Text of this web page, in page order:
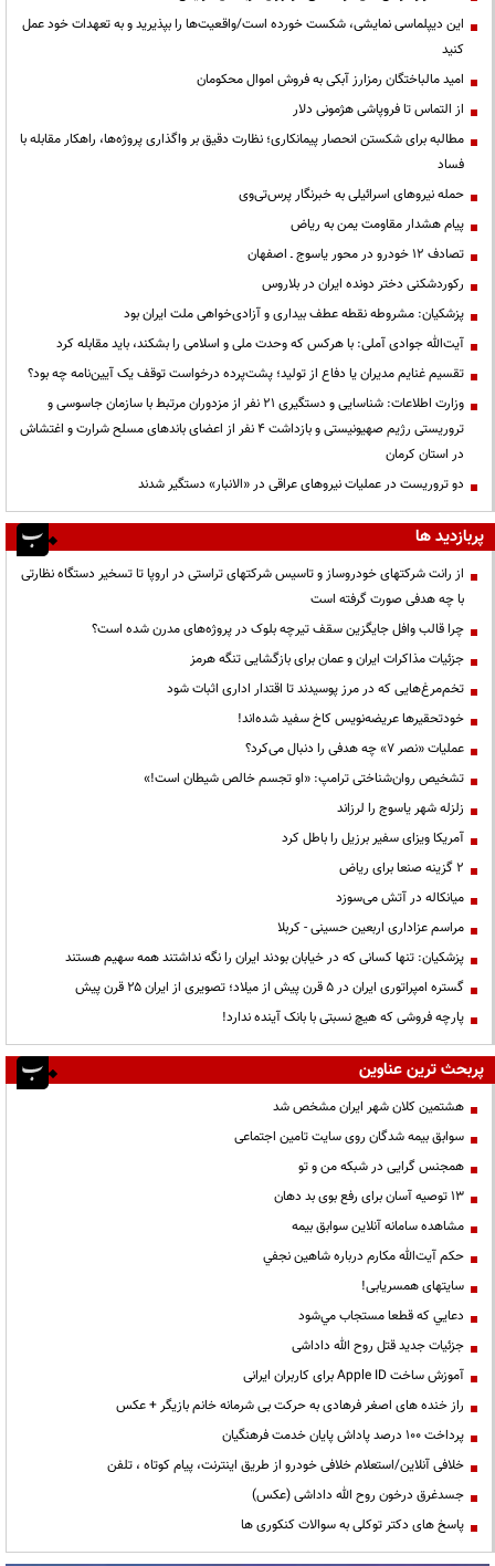
این دیپلماسی نمایشی، شکست خورده است/واقعیت‌ها را بپذیرید و به تعهدات خود عمل
کنید
امید مالباختگان رمزارز آبکی به فروش اموال محکومان
از التماس تا فروپاشی هژمونی دلار
مطالبه برای شکستن انحصار پیمانکاری؛ نظارت دقیق بر واگذاری پروژه‌ها، راهکار مقابله با
فساد
حمله نیروهای اسرائیلی به خبرنگار پرس‌تی‌وی
پیام هشدار مقاومت یمن به ریاض
تصادف ۱۲ خودرو در محور یاسوج ـ اصفهان
رکوردشکنی دختر دونده ایران در بلاروس
پزشکیان: مشروطه نقطه عطف بیداری و آزادی‌خواهی ملت ایران بود
آیت‌الله جوادی آملی: با هرکس که وحدت ملی و اسلامی را بشکند، باید مقابله کرد
تقسیم غنایم مدیران یا دفاع از تولید؛ پشت‌پرده درخواست توقف یک آیین‌نامه چه بود؟
وزارت اطلاعات: شناسایی و دستگیری ۲۱ نفر از مزدوران مرتبط با سازمان جاسوسی و
تروریستی رژیم صهیونیستی و بازداشت ۴ نفر از اعضای باندهای مسلح شرارت و اغتشاش
در استان کرمان
دو تروریست در عملیات نیروهای عراقی در «الانبار» دستگیر شدند
پربازدید ها
از رانت‌ شرکتهای خودروساز و تاسیس شرکتهای تراستی در اروپا تا تسخیر دستگاه نظارتی
با چه هدفی صورت گرفته است
چرا قالب وافل جایگزین سقف تیرچه بلوک در پروژه‌های مدرن شده است؟
جزئیات مذاکرات ایران و عمان برای بازگشایی تنگه هرمز
تخم‌مرغ‌هایی که در مرز پوسیدند تا اقتدار اداری اثبات شود
خودتحقیرها عریضه‌نویس کاخ سفید شده‌اند!
عملیات «نصر ۷» چه هدفی را دنبال می‌کرد؟
تشخیص روان‌شناختی ترامپ: «او تجسم خالص شیطان است!»
زلزله شهر یاسوج را لرزاند
آمریکا ویزای سفیر برزیل را باطل کرد
۲ گزینه صنعا برای ریاض
میانکاله در آتش می‌سوزد
مراسم عزاداری اربعین حسینی - کربلا
پزشکیان: تنها کسانی که در خیابان بودند ایران را نگه نداشتند همه سهیم هستند
گستره امپراتوری ایران در ۵ قرن پیش از میلاد؛ تصویری از ایران ۲۵ قرن پیش
پارچه فروشی که هیچ نسبتی با بانک آینده ندارد!
پربحث ترین عناوین
هشتمین کلان شهر ایران مشخص شد
سوابق بیمه شدگان روی سایت تامین اجتماعی
همجنس گرایی در شبکه من و تو
13 توصیه آسان برای رفع بوی بد دهان
مشاهده سامانه آنلاين سوابق بیمه
حكم آيت‌الله مكارم درباره شاهين نجفي
سایتهای همسریابی!
دعايي كه قطعا مستجاب مي‌شود
جزئیات جدید قتل روح الله داداشی
آموزش ساخت Apple ID برای کاربران ایرانی
راز خنده های اصغر فرهادی به حرکت بی شرمانه خانم بازیگر + عکس
پرداخت ۱۰۰ درصد پاداش پایان خدمت فرهنگیان
خلافی آنلاین/استعلام خلافی خودرو از طریق اینترنت، پیام کوتاه ، تلفن
جسدغرق درخون روح الله داداشی (عکس)
پاسخ های دکتر توکلی به سوالات کنکوری ها